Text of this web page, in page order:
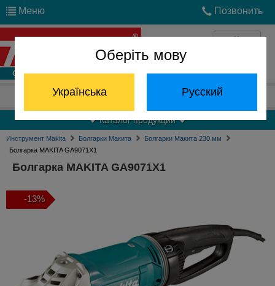
Оберіть мову
Українська Русский
Меню Позвонить
Войти
Отдел запчастей: (068) 824-24-24
Каталог продукции
Инструмент Makita Болгарки Макита
Болгарки Макита 230 мм
Болгарка MAKITA GA9071X1
Болгарка MAKITA GA9071X1
-13%